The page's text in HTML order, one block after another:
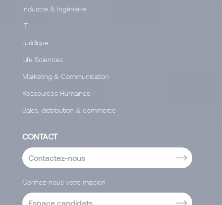
Industrie & Ingéniérie
IT
Juridique
Life Sciences
Marketing & Communication
Ressources Humaines
Sales, distribution & commerce
CONTACT
Contactez-nous
Confiez-nous votre mission
Espace candidats